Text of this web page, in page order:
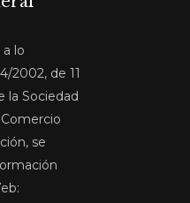
lo
2002, de 11
la Sociedad
se